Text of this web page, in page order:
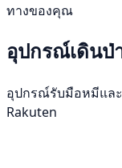
ทางของคุณ
อุปกรณ์เดินป่
อุปกรณ์รับมือหมีแล
Rakuten